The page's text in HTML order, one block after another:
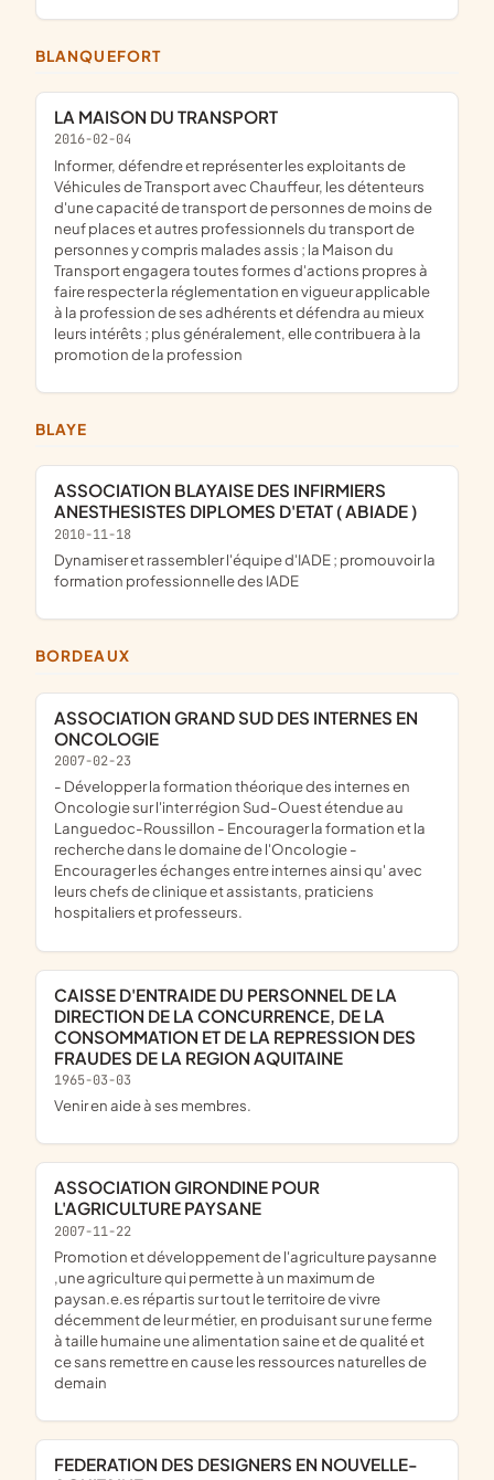
BLANQUEFORT
LA MAISON DU TRANSPORT
2016-02-04
informer, défendre et représenter les exploitants de
Véhicules de Transport avec Chauffeur, les détenteurs
d'une capacité de transport de personnes de moins de
neuf places et autres professionnels du transport de
personnes y compris malades assis ; la Maison du
Transport engagera toutes formes d'actions propres à
faire respecter la réglementation en vigueur applicable
à la profession de ses adhérents et défendra au mieux
leurs intérêts ; plus généralement, elle contribuera à la
promotion de la profession
BLAYE
ASSOCIATION BLAYAISE DES INFIRMIERS
ANESTHESISTES DIPLOMES D'ETAT ( ABIADE )
2010-11-18
dynamiser et rassembler l'équipe d'IADE ; promouvoir la
formation professionnelle des IADE
BORDEAUX
ASSOCIATION GRAND SUD DES INTERNES EN
ONCOLOGIE
2007-02-23
- Développer la formation théorique des internes en
Oncologie sur l'inter région Sud-Ouest étendue au
Languedoc-Roussillon - Encourager la formation et la
recherche dans le domaine de l'Oncologie -
Encourager les échanges entre internes ainsi qu' avec
leurs chefs de clinique et assistants, praticiens
hospitaliers et professeurs.
CAISSE D'ENTRAIDE DU PERSONNEL DE LA
DIRECTION DE LA CONCURRENCE, DE LA
CONSOMMATION ET DE LA REPRESSION DES
FRAUDES DE LA REGION AQUITAINE
1965-03-03
Venir en aide à ses membres.
ASSOCIATION GIRONDINE POUR
L'AGRICULTURE PAYSANE
2007-11-22
promotion et développement de l'agriculture paysanne
,une agriculture qui permette à un maximum de
paysan.e.es répartis sur tout le territoire de vivre
décemment de leur métier, en produisant sur une ferme
à taille humaine une alimentation saine et de qualité et
ce sans remettre en cause les ressources naturelles de
demain
FEDERATION DES DESIGNERS EN NOUVELLE-